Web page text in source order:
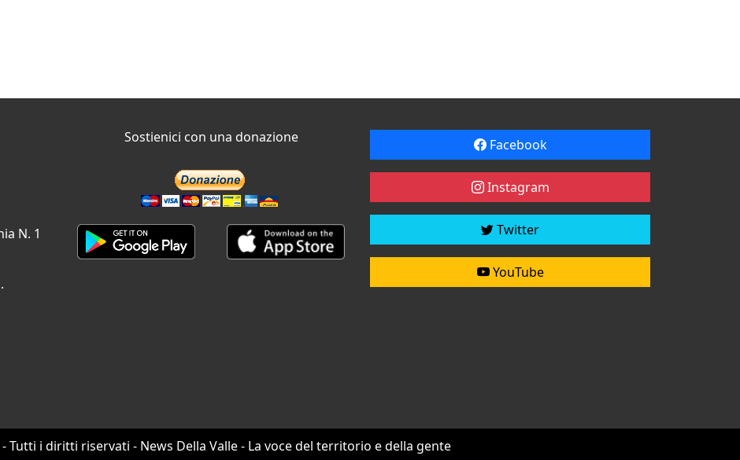
N. 1
Sostienici con una donazione Facebook
Instagram
Twitter
YouTube
- Tutti i diritti riservati - News Della Valle - La voce del territorio e della gente